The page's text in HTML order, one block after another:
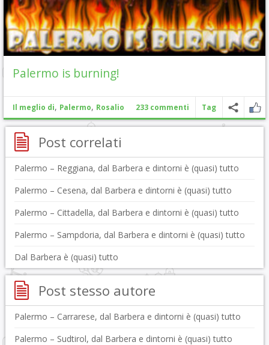
Palermo is burning!
Il meglio di, Palermo, Rosalio 233 commenti Tag
Post correlati
Palermo – Reggiana, dal Barbera e dintorni è (quasi) tutto
Palermo – Cesena, dal Barbera e dintorni è (quasi) tutto
Palermo – Cittadella, dal Barbera e dintorni è (quasi) tutto
Palermo – Sampdoria, dal Barbera e dintorni è (quasi) tutto
Dal Barbera è (quasi) tutto
Post stesso autore
Palermo – Carrarese, dal Barbera e dintorni è (quasi) tutto
Palermo – Sudtirol, dal Barbera e dintorni è (quasi) tutto